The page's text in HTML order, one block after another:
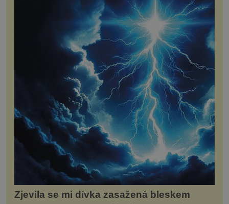
Zjevila se mi dívka zasažená bleskem